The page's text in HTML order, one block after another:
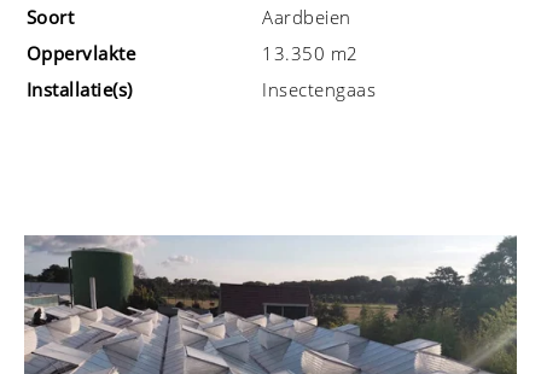
Soort
Aardbeien
Oppervlakte
13.350 m2
Installatie(s)
Insectengaas